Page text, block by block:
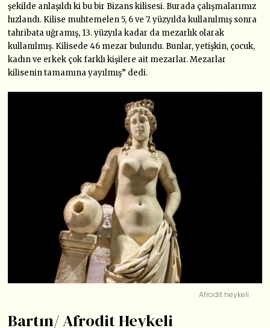
şekilde anlaşıldı ki bu bir Bizans kilisesi. Burada çalışmalarımız
hızlandı. Kilise muhtemelen 5, 6 ve 7. yüzyılda kullanılmış sonra
tahribata uğramış, 13. yüzyıla kadar da mezarlık olarak
kullanılmış. Kilisede 46 mezar bulundu. Bunlar, yetişkin, çocuk,
kadın ve erkek çok farklı kişilere ait mezarlar. Mezarlar
kilisenin tamamına yayılmış” dedi.
Afrodit heykeli
Bartın/ Afrodit Heykeli